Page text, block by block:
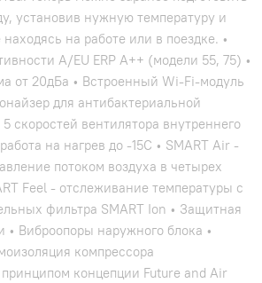
установив нужную температуру и
на работе или в поездке. •
А/EU ERP A++ (модели 55, 75) •
от 20дБа • Встроенный Wi-Fi-модуль
для антибактериальной
скоростей вентилятора внутреннего
на нагрев до -15С • SMART Air -
потоком воздуха в четырех
Feel - отслеживание температуры с
фильтра SMART Ion • Защитная
• Виброопоры наружного блока •
компрессора
концепции Future and Air